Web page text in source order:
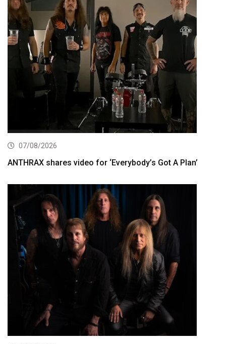
07/08/2026
ANTHRAX shares video for ‘Everybody’s Got A Plan’